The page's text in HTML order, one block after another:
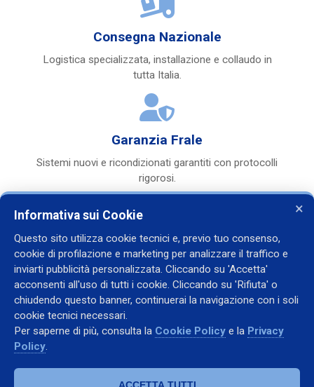
Consegna Nazionale
Logistica specializzata, installazione e collaudo in
tutta Italia.
Garanzia Frale
Sistemi nuovi e ricondizionati garantiti con protocolli
rigorosi.
Contatti
+39 335 6216070
×
Informativa sui Cookie
Questo sito utilizza cookie tecnici e, previo tuo consenso,
cookie di profilazione e marketing per analizzare il traffico e
inviarti pubblicità personalizzata. Cliccando su 'Accetta'
acconsenti all'uso di tutti i cookie. Cliccando su 'Rifiuta' o
chiudendo questo banner, continuerai la navigazione con i soli
cookie tecnici necessari.
Per saperne di più, consulta la Cookie Policy e la Privacy
Policy.